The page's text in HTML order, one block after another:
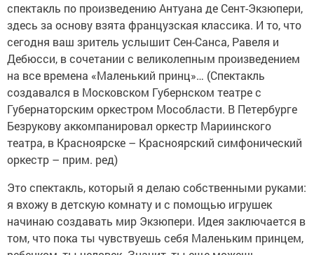
спектакль по произведению Антуана де Сент-Экзюпери,
здесь за основу взята французская классика. И то, что
сегодня ваш зритель услышит Сен-Санса, Равеля и
Дебюсси, в сочетании с великолепным произведением
на все времена «Маленький принц»… (Спектакль
создавался в Московском Губернском театре с
Губернаторским оркестром Мособласти. В Петербурге
Безрукову аккомпанировал оркестр Мариинского
театра, в Красноярске – Красноярский симфонический
оркестр – прим. ред)
Это спектакль, который я делаю собственными руками:
я вхожу в детскую комнату и с помощью игрушек
начинаю создавать мир Экзюпери. Идея заключается в
том, что пока ты чувствуешь себя Маленьким принцем,